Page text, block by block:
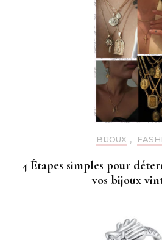
BIJOUX ,
4 Étapes simples pour
vos bijoux